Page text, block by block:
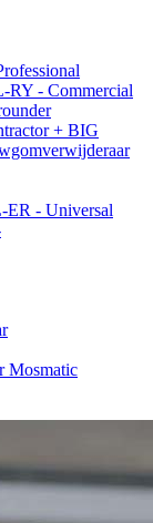
- Commercial
+ BIG
- Universal
Mosmatic